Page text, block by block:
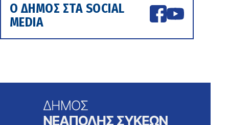
Ο ΔΗΜΟΣ ΣΤΑ SOCIAL
MEDIA